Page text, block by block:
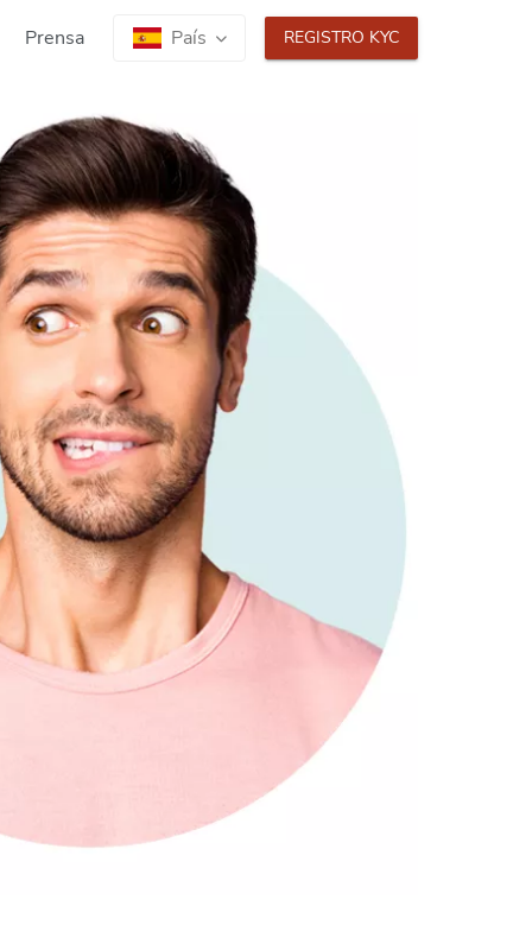
Prensa
País
AT |
DE
ES | EN
disposiciones legales y
primero seleccione el
utilizar nuestros cajeros
elegir entre el idioma local y el
REGISTRO KYC